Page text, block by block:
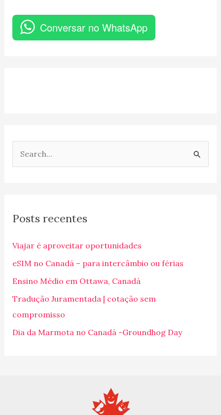
Conversar no WhatsApp
u
s
a
r
p
o
r
Posts recentes
Viajar é aproveitar oportunidades
eSIM no Canadá – para intercâmbio ou férias
Ensino Médio em Ottawa, Canadá
Tradução Juramentada | cotação sem
compromisso
Dia da Marmota no Canadá -Groundhog Day